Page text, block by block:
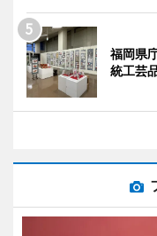
福岡県
統工芸